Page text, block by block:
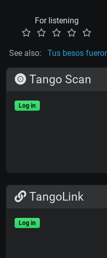
For listening
See also: Tus besos
Tango Scan
Log in
TangoLink
Log in